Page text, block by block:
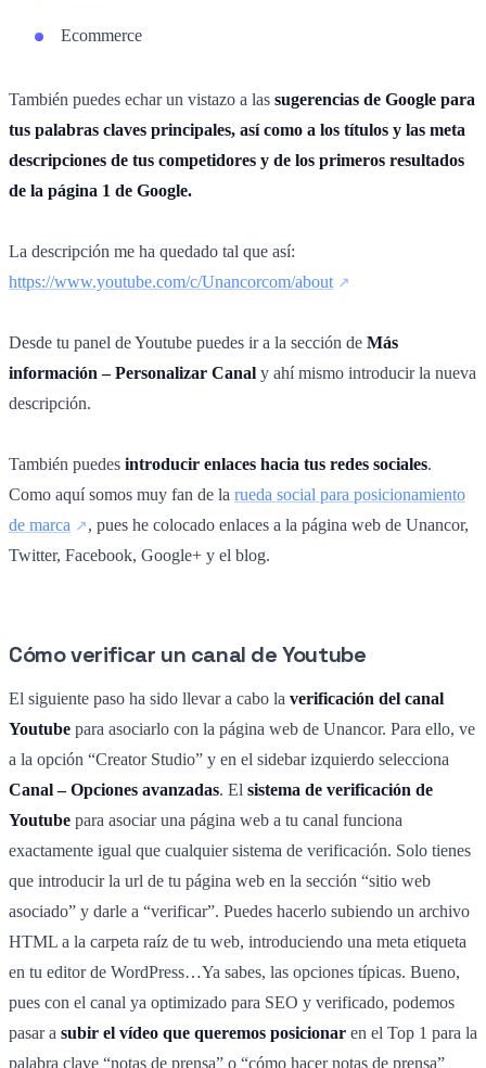
Ecommerce
También puedes echar un vistazo a las sugerencias de Google para
tus palabras claves principales, así como a los títulos y las meta
descripciones de tus competidores y de los primeros resultados
de la página 1 de Google.
La descripción me ha quedado tal que así:
https://www.youtube.com/c/Unancorcom/about
Desde tu panel de Youtube puedes ir a la sección de Más
información – Personalizar Canal y ahí mismo introducir la nueva
descripción.
También puedes introducir enlaces hacia tus redes sociales.
Como aquí somos muy fan de la rueda social para posicionamiento
de marca
, pues he colocado enlaces a la página web de Unancor,
Twitter, Facebook, Google+ y el blog.
Cómo verificar un canal de Youtube
El siguiente paso ha sido llevar a cabo la verificación del canal
Youtube para asociarlo con la página web de Unancor. Para ello, ve
a la opción “Creator Studio” y en el sidebar izquierdo selecciona
Canal – Opciones avanzadas. El sistema de verificación de
Youtube para asociar una página web a tu canal funciona
exactamente igual que cualquier sistema de verificación. Solo tienes
que introducir la url de tu página web en la sección “sitio web
asociado” y darle a “verificar”. Puedes hacerlo subiendo un archivo
HTML a la carpeta raíz de tu web, introduciendo una meta etiqueta
en tu editor de WordPress…Ya sabes, las opciones típicas. Bueno,
pues con el canal ya optimizado para SEO y verificado, podemos
pasar a subir el vídeo que queremos posicionar en el Top 1 para la
palabra clave “notas de prensa” o “cómo hacer notas de prensa”